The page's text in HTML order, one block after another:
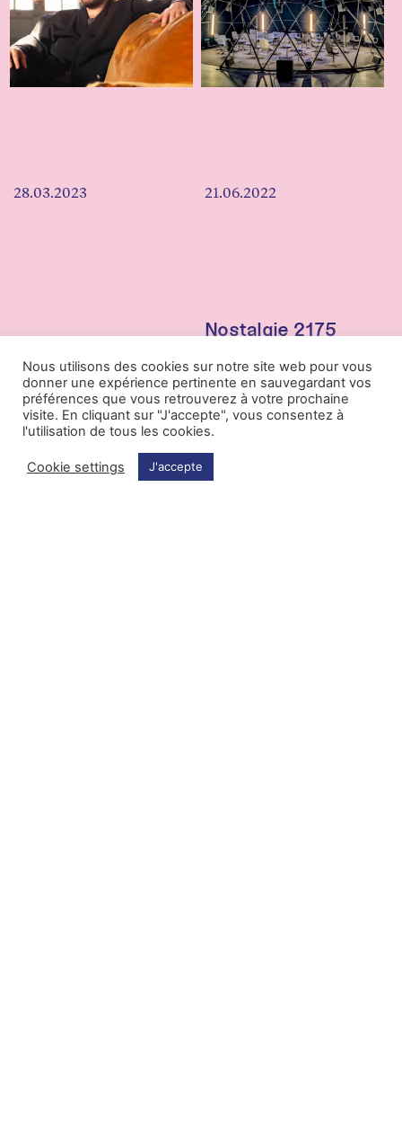
28.03.2023
Marco Mezquida
21.06.2022
Nostalgie 2175
ambisonique
Concerts
Nous utilisons des cookies sur notre site web pour vous
donner une expérience pertinente en sauvegardant vos
préférences que vous retrouverez à votre prochaine
visite. En cliquant sur "J'accepte", vous consentez à
l'utilisation de tous les cookies.
Cookie settings J'accepte